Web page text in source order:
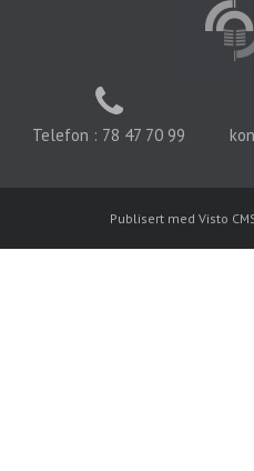
Telefon : 78 47 70 99
Publisert med Visto